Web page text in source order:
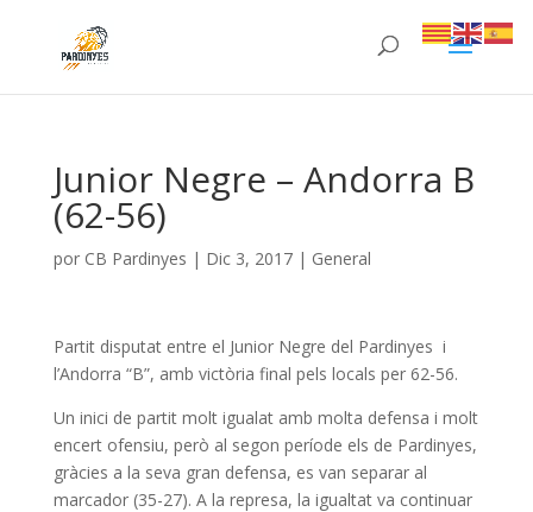
Junior Negre – Andorra B
(62-56)
por CB Pardinyes | Dic 3, 2017| General
Partit disputat entre el Junior Negre del Pardinyes i
l’Andorra “B”, amb victòria final pels locals per 62-56.
Un inici de partit molt igualat amb molta defensa i molt
encert ofensiu, però al segon període els de Pardinyes,
gràcies a la seva gran defensa, es van separar al
marcador (35-27). A la represa, la igualtat va continuar